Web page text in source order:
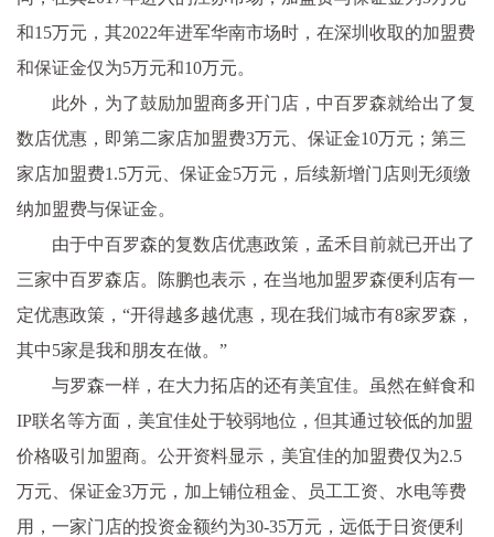
和15万元，其2022年进军华南市场时，在深圳收取的加盟费
和保证金仅为5万元和10万元。
此外，为了鼓励加盟商多开门店，中百罗森就给出了复
数店优惠，即第二家店加盟费3万元、保证金10万元；第三
家店加盟费1.5万元、保证金5万元，后续新增门店则无须缴
纳加盟费与保证金。
由于中百罗森的复数店优惠政策，孟禾目前就已开出了
三家中百罗森店。陈鹏也表示，在当地加盟罗森便利店有一
定优惠政策，“开得越多越优惠，现在我们城市有8家罗森，
其中5家是我和朋友在做。”
与罗森一样，在大力拓店的还有美宜佳。虽然在鲜食和
IP联名等方面，美宜佳处于较弱地位，但其通过较低的加盟
价格吸引加盟商。公开资料显示，美宜佳的加盟费仅为2.5
万元、保证金3万元，加上铺位租金、员工工资、水电等费
用，一家门店的投资金额约为30-35万元，远低于日资便利